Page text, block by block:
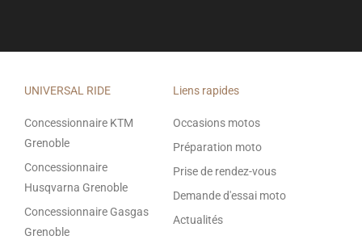
UNIVERSAL RIDE
Concessionnaire KTM
Grenoble
Concessionnaire
Husqvarna Grenoble
Concessionnaire Gasgas
Grenoble
Liens rapides
Occasions motos
Préparation moto
Prise de rendez-vous
Demande d'essai moto
Actualités